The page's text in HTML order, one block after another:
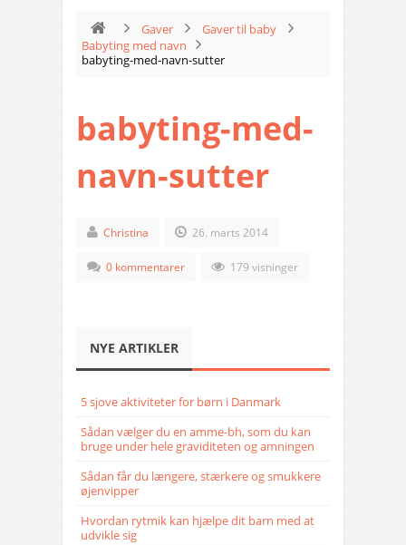
Gaver
Gaver til baby
Babyting med navn
babyting-med-navn-sutter
babyting-med-
navn-sutter
Christina 26. marts 2014
0 kommentarer 179 visninger
NYE ARTIKLER
5 sjove aktiviteter for børn i Danmark
Sådan vælger du en amme-bh, som du kan
bruge under hele graviditeten og amningen
Sådan får du længere, stærkere og smukkere
øjenvipper
Hvordan rytmik kan hjælpe dit barn med at
udvikle sig